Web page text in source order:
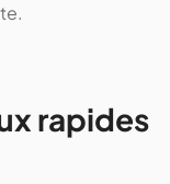
rapides